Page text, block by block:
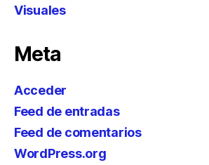
Visuales
Meta
Acceder
Feed de entradas
Feed de comentarios
WordPress.org